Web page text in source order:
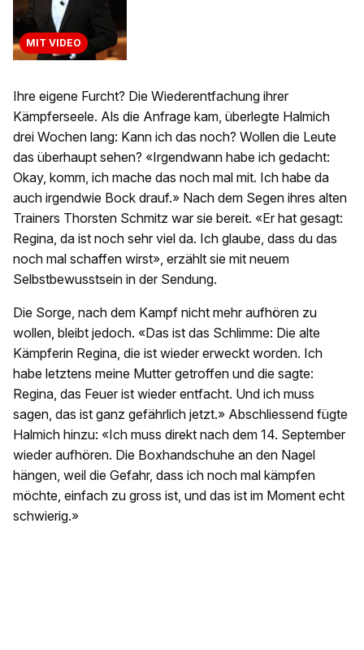
MIT VIDEO
Ihre eigene Furcht? Die Wiederentfachung ihrer
Kämpferseele. Als die Anfrage kam, überlegte Halmich
drei Wochen lang: Kann ich das noch? Wollen die Leute
das überhaupt sehen? «Irgendwann habe ich gedacht:
Okay, komm, ich mache das noch mal mit. Ich habe da
auch irgendwie Bock drauf.» Nach dem Segen ihres alten
Trainers Thorsten Schmitz war sie bereit. «Er hat gesagt:
Regina, da ist noch sehr viel da. Ich glaube, dass du das
noch mal schaffen wirst», erzählt sie mit neuem
Selbstbewusstsein in der Sendung.
Die Sorge, nach dem Kampf nicht mehr aufhören zu
wollen, bleibt jedoch. «Das ist das Schlimme: Die alte
Kämpferin Regina, die ist wieder erweckt worden. Ich
habe letztens meine Mutter getroffen und die sagte:
Regina, das Feuer ist wieder entfacht. Und ich muss
sagen, das ist ganz gefährlich jetzt.» Abschliessend fügte
Halmich hinzu: «Ich muss direkt nach dem 14. September
wieder aufhören. Die Boxhandschuhe an den Nagel
hängen, weil die Gefahr, dass ich noch mal kämpfen
möchte, einfach zu gross ist, und das ist im Moment echt
schwierig.»